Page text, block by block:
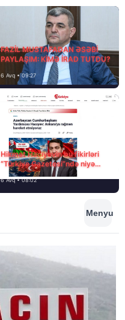
FAZİL MUSTAFADAN ƏSƏBİ
PAYLAŞIM: KİMƏ İRAD TUTDU?
6 Avq • 09:27
Hikmət Hacıyevin bu fikirləri
“Türkiye Gazetesi”ndə niyə
təhrif edilib?
6 Avq • 08:02
Menyu